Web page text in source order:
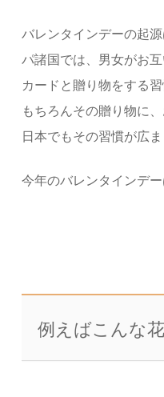
バレンタインデーの起
パ諸国では、男女がお
カードと贈り物をする習
もちろんその贈り物に
日本でもその習慣が広ま
今年のバレンタインデ
例えばこんな花